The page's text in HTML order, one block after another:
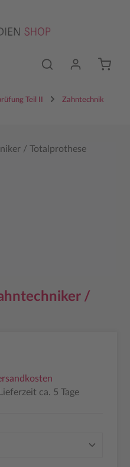
Teil II Zahntechnik
/
ca. 5 Tage
den gewünschten